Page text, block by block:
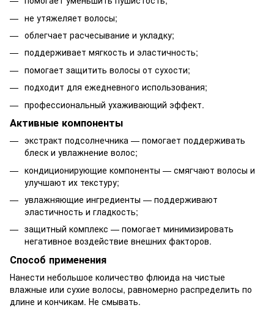
не утяжеляет волосы;
облегчает расчесывание и укладку;
поддерживает мягкость и эластичность;
помогает защитить волосы от сухости;
подходит для ежедневного использования;
профессиональный ухаживающий эффект.
Активные компоненты
экстракт подсолнечника — помогает поддерживать
блеск и увлажнение волос;
кондиционирующие компоненты — смягчают волосы и
улучшают их текстуру;
увлажняющие ингредиенты — поддерживают
эластичность и гладкость;
защитный комплекс — помогает минимизировать
негативное воздействие внешних факторов.
Способ применения
Нанести небольшое количество флюида на чистые
влажные или сухие волосы, равномерно распределить по
длине и кончикам. Не смывать.